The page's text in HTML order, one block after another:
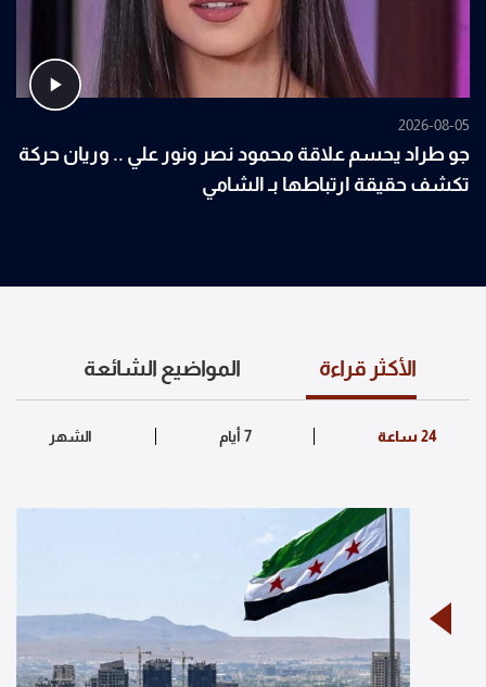
2026-08-05
جو طراد يحسم علاقة محمود نصر ونور علي .. وريان حركة
تكشف حقيقة ارتباطها بـ الشامي
الأكثر قراءة المواضيع الشائعة